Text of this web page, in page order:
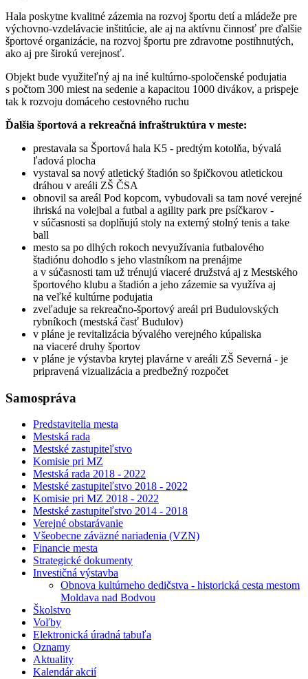
Hala poskytne kvalitné zázemia na rozvoj športu detí a mládeže pre
výchovno-vzdelávacie inštitúcie, ale aj na aktívnu činnosť pre ďalšie
športové organizácie, na rozvoj športu pre zdravotne postihnutých,
ako aj pre širokú verejnosť.
Objekt bude využiteľný aj na iné kultúrno-spoločenské podujatia
s počtom 300 miest na sedenie a kapacitou 1000 divákov, a prispeje
tak k rozvoju domáceho cestovného ruchu
Ďalšia športová a rekreačná infraštruktúra v meste:
prestavala sa Športová hala K5 - predtým kotolňa, bývalá
ľadová plocha
vystaval sa nový atletický štadión so špičkovou atletickou
dráhou v areáli ZŠ ČSA
obnovil sa areál Pod kopcom, vybudovali sa tam nové verejné
ihriská na volejbal a futbal a agility park pre psíčkarov -
v súčasnosti sa doplňujú stoly na externý stolný tenis a take
ball
mesto sa po dlhých rokoch nevyužívania futbalového
štadiónu dohodlo s jeho vlastníkom na prenájme
a v súčasnosti tam už trénujú viaceré družstvá aj z Mestského
športového klubu a štadión a jeho zázemie sa využíva aj
na veľké kultúrne podujatia
zveľaduje sa rekreačno-športový areál pri Budulovských
rybníkoch (mestská časť Budulov)
v pláne je revitalizácia bývalého verejného kúpaliska
na viaceré druhy športov
v pláne je výstavba krytej plavárne v areáli ZŠ Severná - je
pripravená vizualizácia a predbežný rozpočet
Samospráva
Predstavitelia mesta
Mestská rada
Mestské zastupiteľstvo
Komisie pri MZ
Mestská rada 2018 - 2022
Mestské zastupiteľstvo 2018 - 2022
Komisie pri MZ 2018 - 2022
Mestské zastupiteľstvo 2014 - 2018
Verejné obstarávanie
Všeobecne záväzné nariadenia (VZN)
Financie mesta
Strategické dokumenty
Investičná výstavba
Obnova kultúrneho dedičstva - historická cesta mestom
Moldava nad Bodvou
Školstvo
Voľby
Elektronická úradná tabuľa
Oznamy
Aktuality
Kalendár akcií